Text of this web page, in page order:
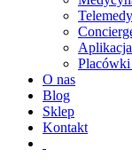
Placówki
O nas
Blog
Sklep
Kontakt